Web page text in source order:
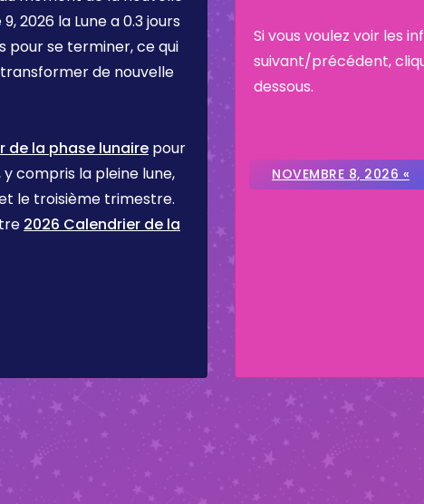
2026 la Lune a0.3 jours
pour se terminer, ce qui
de nouvelle
de la phase lunaire pour
compris la pleine lune,
le troisième trimestre.
2026 Calendrier de la
Si vous voulez voir les
suivant/précédent,
dessous.
NOVEMBRE 8, 2026 «